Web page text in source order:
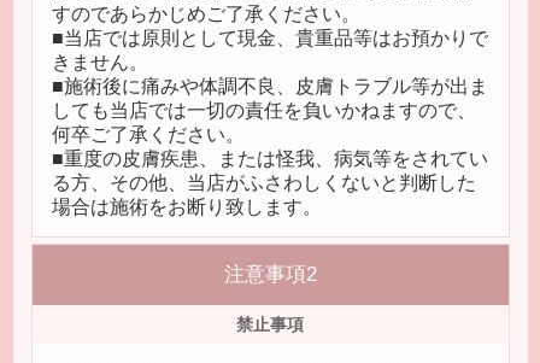
すのであらかじめご了承ください。
■当店では原則として現金、貴重品等はお預かりで
きません。
■施術後に痛みや体調不良、皮膚トラブル等が出ま
しても当店では一切の責任を負いかねますので、
何卒ご了承ください。
■重度の皮膚疾患、または怪我、病気等をされてい
る方、その他、当店がふさわしくないと判断した
場合は施術をお断り致します。
注意事項2
禁止事項